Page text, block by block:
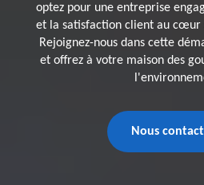
optez pour une entreprise
et la satisfaction client au cœur
Rejoignez-nous dans cette
et offrez à votre maison des
Nous